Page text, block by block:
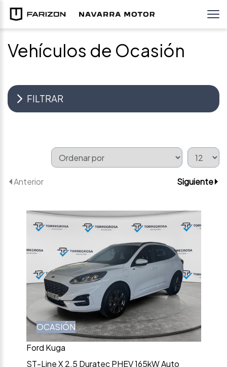
Vehículos de Ocasión
FILTRAR
Anterior Siguiente
OCASIÓN
Ford Kuga
ST-Line X 2.5 Duratec PHEV 165kW Auto